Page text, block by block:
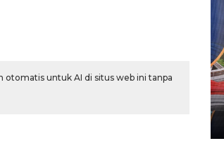
untuk AI di situs web ini tanpa
V DPR tinjau
sebidang di